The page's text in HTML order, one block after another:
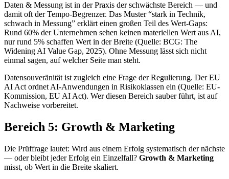
Daten & Messung ist in der Praxis der schwächste Bereich — und
damit oft der Tempo-Begrenzer. Das Muster “stark in Technik,
schwach in Messung” erklärt einen großen Teil des Wert-Gaps:
Rund 60% der Unternehmen sehen keinen materiellen Wert aus AI,
nur rund 5% schaffen Wert in der Breite (Quelle: BCG: The
Widening AI Value Gap, 2025). Ohne Messung lässt sich nicht
einmal sagen, auf welcher Seite man steht.
Datensouveränität ist zugleich eine Frage der Regulierung. Der EU
AI Act ordnet AI-Anwendungen in Risikoklassen ein (Quelle: EU-
Kommission, EU AI Act). Wer diesen Bereich sauber führt, ist auf
Nachweise vorbereitet.
Bereich 5: Growth & Marketing
Die Prüffrage lautet: Wird aus einem Erfolg systematisch der nächste
— oder bleibt jeder Erfolg ein Einzelfall? Growth & Marketing
misst, ob Wert in die Breite skaliert.